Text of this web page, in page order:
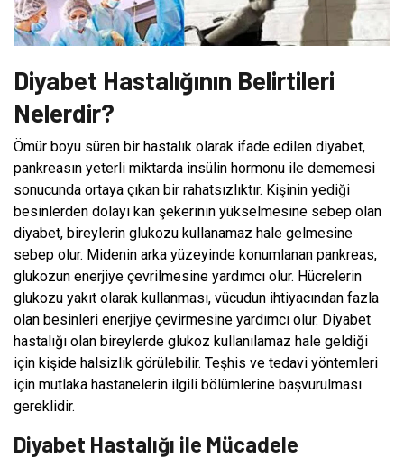
Diyabet Hastalığının Belirtileri
Nelerdir?
Ömür boyu süren bir hastalık olarak ifade edilen diyabet,
pankreasın yeterli miktarda insülin hormonu ile dememesi
sonucunda ortaya çıkan bir rahatsızlıktır. Kişinin yediği
besinlerden dolayı kan şekerinin yükselmesine sebep olan
diyabet, bireylerin glukozu kullanamaz hale gelmesine
sebep olur. Midenin arka yüzeyinde konumlanan pankreas,
glukozun enerjiye çevrilmesine yardımcı olur. Hücrelerin
glukozu yakıt olarak kullanması, vücudun ihtiyacından fazla
olan besinleri enerjiye çevirmesine yardımcı olur. Diyabet
hastalığı olan bireylerde glukoz kullanılamaz hale geldiği
için kişide halsizlik görülebilir. Teşhis ve tedavi yöntemleri
için mutlaka hastanelerin ilgili bölümlerine başvurulması
gereklidir.
Diyabet Hastalığı ile Mücadele